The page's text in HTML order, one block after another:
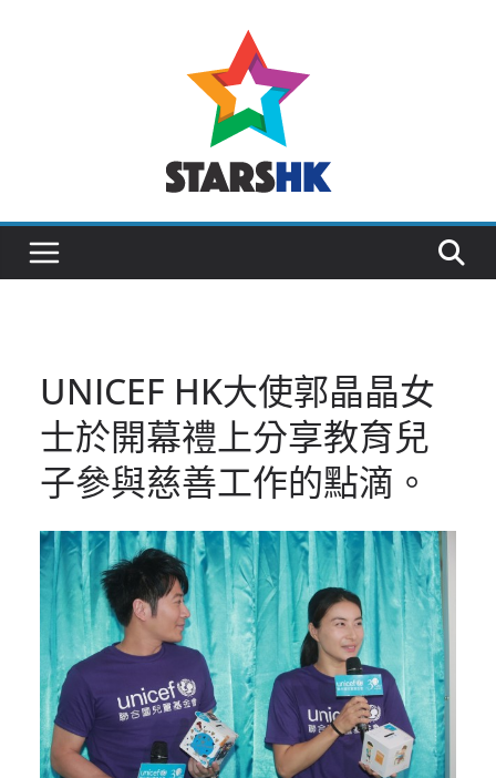
UNICEF HK大使郭晶晶女
士於開幕禮上分享教育兒
子參與慈善工作的點滴。